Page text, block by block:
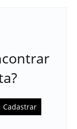
Cadastrar